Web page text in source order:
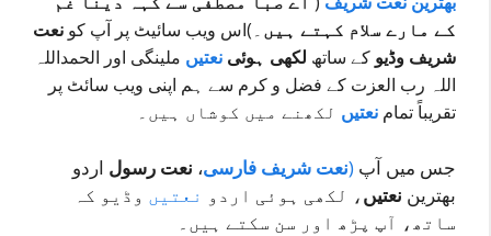
کے مارے سلام کہتے ہیں۔)اس ویب سائیٹ پر آپ کو نعت
شریف وڈیو کے ساتھ لکھی ہوئی نعتیں ملینگی اور الحمداللہ
اللہ رب العزت کے فضل و کرم سے ہم اپنی ویب سائٹ پر
تقریباً تمام نعتیں لکھنے میں کوشاں ہیں۔
جس میں آپ (نعت شریف فارسی، نعت رسول اردو
بھترین نعتیں، لکھی ہوئی اردو نعتیں وڈیو کہ
ساتھ، آپ پڑھ اور سن سکتے ہیں۔